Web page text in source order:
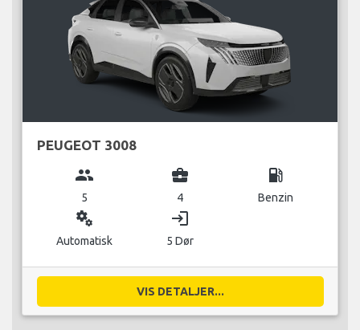
PEUGEOT 3008
group
5
business_center
4
local_gas_station
Benzin
miscellaneous_services
Automatisk
login
5 Dør
VIS DETALJER...